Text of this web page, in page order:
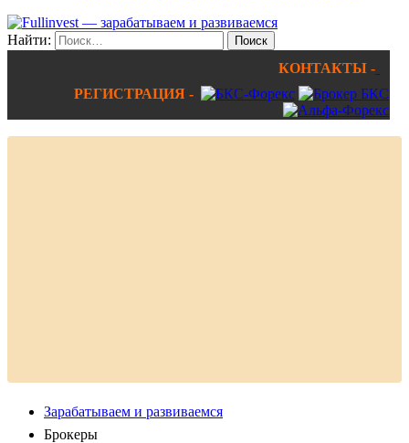
Найти:
КОНТАКТЫ -
РЕГИСТРАЦИЯ -
Зарабатываем и развиваемся
Брокеры